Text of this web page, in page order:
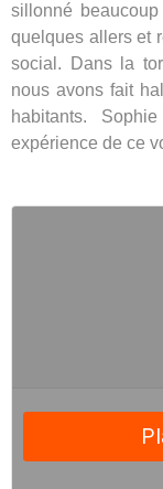
sillonné
quelques allers et
social. Dans la
nous avons fait
habitants.
expérience de ce